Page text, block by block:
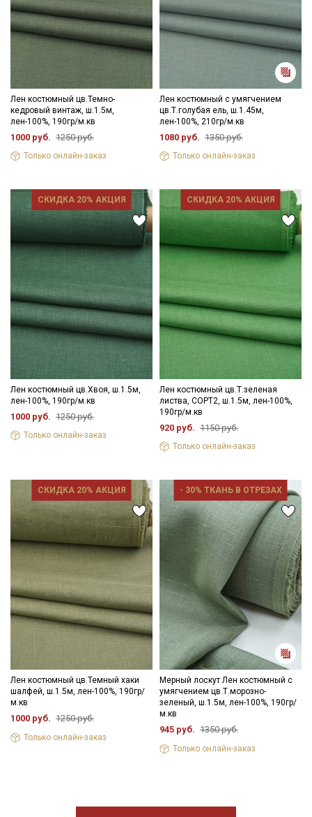
Лен костюмный цв.Темно-
кедровый винтаж, ш.1.5м,
лен-100%, 190гр/м.кв
1000 руб. 1250 руб.
Только онлайн-заказ
Лен костюмный с умягчением
цв.Т.голубая ель, ш.1.45м,
лен-100%, 210гр/м.кв
1080 руб. 1350 руб.
Только онлайн-заказ
СКИДКА 20% АКЦИЯ
Лен костюмный цв.Хвоя, ш.1.5м,
лен-100%, 190гр/м.кв
1000 руб. 1250 руб.
Только онлайн-заказ
СКИДКА 20% АКЦИЯ
Лен костюмный цв.Т.зеленая
листва, СОРТ2, ш.1.5м, лен-100%,
190гр/м.кв
920 руб. 1150 руб.
Только онлайн-заказ
СКИДКА 20% АКЦИЯ
Лен костюмный цв.Темный хаки
шалфей, ш.1.5м, лен-100%, 190гр/
м.кв
1000 руб. 1250 руб.
Только онлайн-заказ
- 30% ТКАНЬ В ОТРЕЗАХ
Мерный лоскут Лен костюмный с
умягчением цв.Т.морозно-
зеленый, ш.1.5м, лен-100%, 190гр/
м.кв
945 руб. 1350 руб.
Только онлайн-заказ